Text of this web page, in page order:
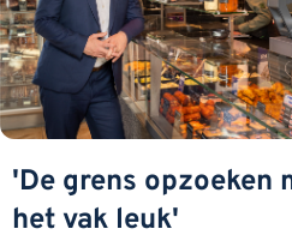
'De grens opzoeken
het vak leuk'